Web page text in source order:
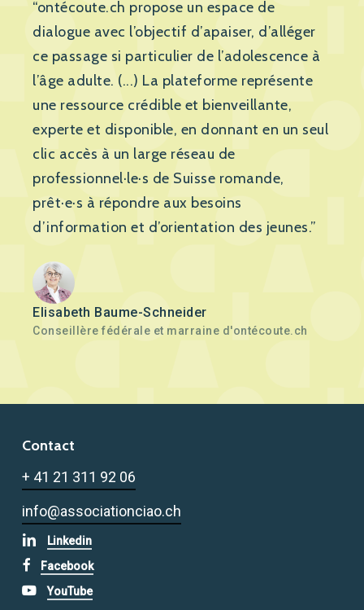
“ontécoute.ch propose un espace de
dialogue avec l’objectif d’apaiser, d’alléger
ce passage si particulier de l’adolescence à
l’âge adulte. (...) La plateforme représente
une ressource crédible et bienveillante,
experte et disponible, en donnant en un seul
clic accès à un large réseau de
professionnel·le·s de Suisse romande,
prêt·e·s à répondre aux besoins
d’information et d’orientation des jeunes.”
Elisabeth Baume-Schneider
Conseillère fédérale et marraine d'ontécoute.ch
Contact
+ 41 21 311 92 06
info@associationciao.ch
Linkedin
Facebook
YouTube